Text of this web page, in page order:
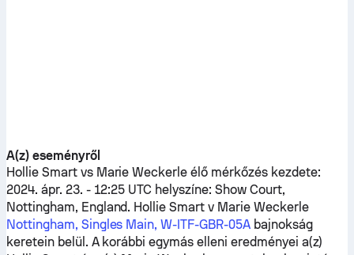
A(z) eseményről
Hollie Smartvs Marie Weckerle élő mérkőzés kezdete:
2024. ápr. 23. - 12:25 UTC helyszíne: Show Court,
Nottingham, England. Hollie Smart v Marie Weckerle
Nottingham, Singles Main, W-ITF-GBR-05Abajnokság
keretein belül. A korábbi egymás elleni eredményei a(z)